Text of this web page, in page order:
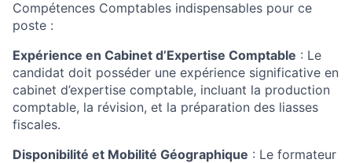
Compétences Comptables indispensables pour ce
poste :
Expérience en Cabinet d’Expertise Comptable : Le
candidat doit posséder une expérience significative en
cabinet d’expertise comptable, incluant la production
comptable, la révision, et la préparation des liasses
fiscales.
Disponibilité et Mobilité Géographique : Le formateur